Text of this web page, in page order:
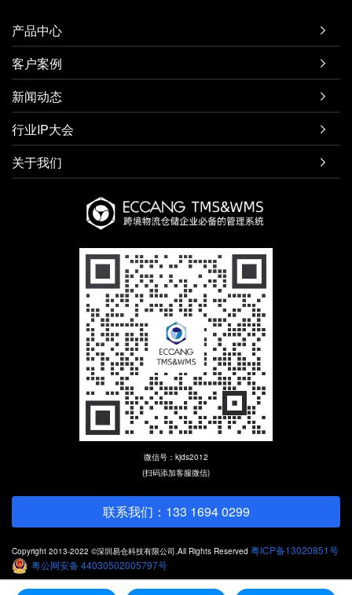
产品中心 
客户案例 
新闻动态 
行业IP大会 
关于我们 
微信号：kjds2012
(扫码添加客服微信)
联系我们：133 1694 0299
Copyright 2013-2022 ©深圳易仓科技有限公司.All Rights Reserved 粤ICP备13020851号
粤公网安备 44030502005797号